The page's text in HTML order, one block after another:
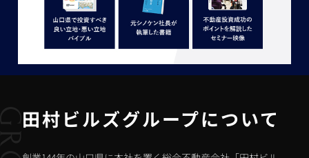
田村ビルズグループについて